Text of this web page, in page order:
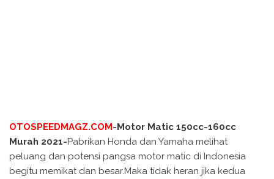
OTOSPEEDMAGZ.COM-Motor Matic 150cc-160cc
Murah 2021-Pabrikan Honda dan Yamaha melihat
peluang dan potensi pangsa motor matic di Indonesia
begitu memikat dan besar.Maka tidak heran jika kedua